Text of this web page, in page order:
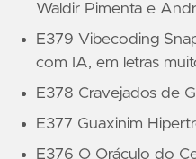
Waldir Pimenta e
E379 Vibecoding
com IA, em letras
E378 Cravejados de
E377 Guaxinim
E376 O Oráculo do